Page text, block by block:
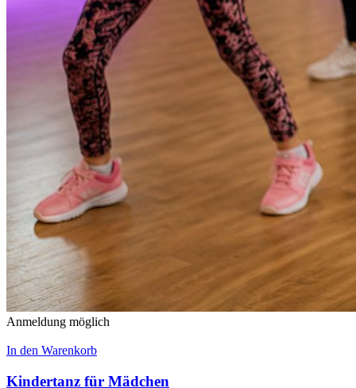
Anmeldung möglich
In den Warenkorb
Kindertanz für Mädchen